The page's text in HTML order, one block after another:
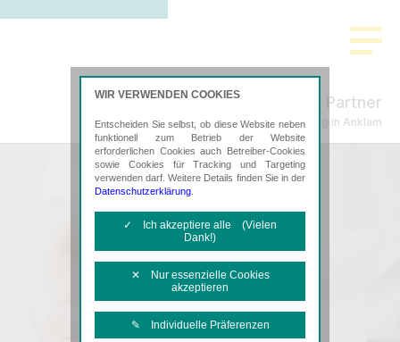
Freund & Partner
Steuerberatung in Anklam
WIR VERWENDEN COOKIES
Entscheiden Sie selbst, ob diese Website neben
funktionell zum Betrieb der Website
erforderlichen Cookies auch Betreiber-Cookies
sowie Cookies für Tracking und Targeting
verwenden darf. Weitere Details finden Sie in der
Datenschutzerklärung
✓ Ich akzeptiere alle (Vielen
Dank!)
✕ Nur essenzielle Cookies
akzeptieren
✎ Individuelle Präferenzen